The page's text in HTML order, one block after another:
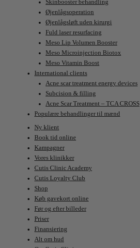
Skinbooster behandling
Øjenlågsoperation
Øjenlågsløft uden kirurgi
Fuld laser resurfacing
Meso Lip Volumen Booster
Meso Microinjection Biotox
Meso Vitamin Boost
International clients
Acne scar treatment energy devices
Subcision & filling
Acne Scar Treatment – TCA CROSS
Populære behandlinger til mænd
Ny klient
Book tid online
Kampagner
Vores klinikker
Cutis Clinic Academy
Cutis Loyalty Club
Shop
Køb gavekort online
Før og efter billeder
Priser
Finansiering
Alt om hud